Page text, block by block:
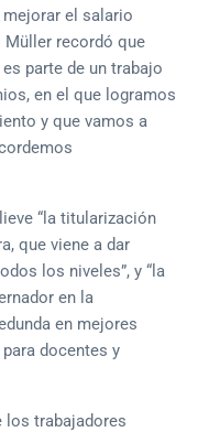
el salario
Müller recordó que
parte de un trabajo
en el que logramos
y que vamos a
“la titularización
que viene a dar
los niveles”, y “la
en la
en mejores
docentes y
los trabajadores